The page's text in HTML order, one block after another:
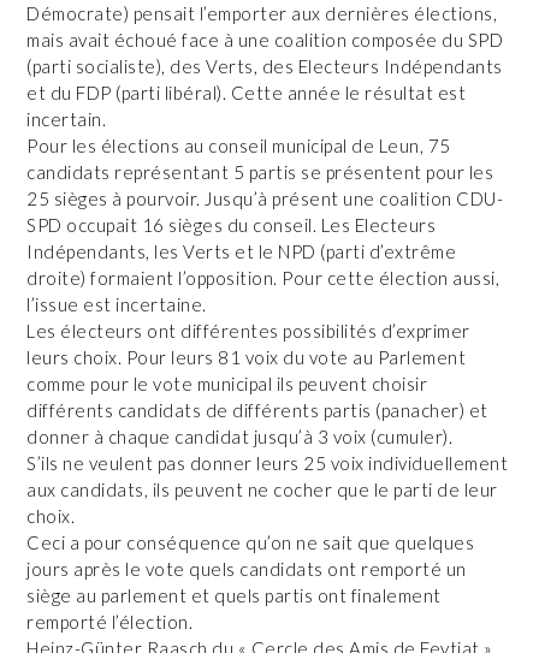
Démocrate) pensait l’emporter aux dernières élections,
mais avait échoué face à une coalition composée du SPD
(parti socialiste), des Verts, des Electeurs Indépendants
et du FDP (parti libéral). Cette année le résultat est
incertain.
Pour les élections au conseil municipal de Leun, 75
candidats représentant 5 partis se présentent pour les
25 sièges à pourvoir. Jusqu’à présent une coalition CDU-
SPD occupait 16 sièges du conseil. Les Electeurs
Indépendants, les Verts et le NPD (parti d’extrême
droite) formaient l’opposition. Pour cette élection aussi,
l’issue est incertaine.
Les électeurs ont différentes possibilités d’exprimer
leurs choix. Pour leurs 81 voix du vote au Parlement
comme pour le vote municipal ils peuvent choisir
différents candidats de différents partis (panacher) et
donner à chaque candidat jusqu’à 3 voix (cumuler).
S’ils ne veulent pas donner leurs 25 voix individuellement
aux candidats, ils peuvent ne cocher que le parti de leur
choix.
Ceci a pour conséquence qu’on ne sait que quelques
jours après le vote quels candidats ont remporté un
siège au parlement et quels partis ont finalement
remporté l’élection.
Heinz-Günter Raasch du « Cercle des Amis de Feytiat »